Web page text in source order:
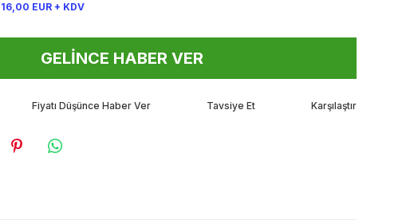
16,00 EUR + KDV
GELINCE HABER VER
Fiyatı Düşünce Haber Ver Tavsiye Et Karşılaştır